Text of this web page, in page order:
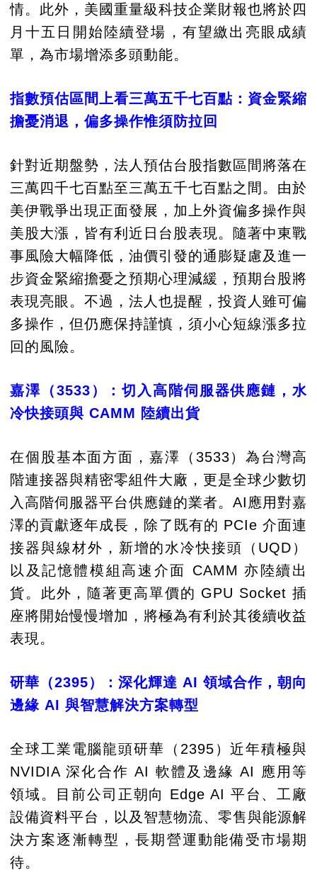
情。此外，美國重量級科技企業財報也將於四
月十五日開始陸續登場，有望繳出亮眼成績
單，為市場增添多頭動能。
指數預估區間上看三萬五千七百點：資金緊縮
擔憂消退，偏多操作惟須防拉回
針對近期盤勢，法人預估台股指數區間將落在
三萬四千七百點至三萬五千七百點之間。由於
美伊戰爭出現正面發展，加上外資偏多操作與
美股大漲，皆有利近日台股表現。隨著中東戰
事風險大幅降低，油價引發的通膨疑慮及進一
步資金緊縮擔憂之預期心理減緩，預期台股將
表現亮眼。不過，法人也提醒，投資人雖可偏
多操作，但仍應保持謹慎，須小心短線漲多拉
回的風險。
嘉澤（3533）：切入高階伺服器供應鏈，水
冷快接頭與 CAMM 陸續出貨
在個股基本面方面，嘉澤（3533）為台灣高
階連接器與精密零組件大廠，更是全球少數切
入高階伺服器平台供應鏈的業者。AI應用對嘉
澤的貢獻逐年成長，除了既有的 PCIe 介面連
接器與線材外，新增的水冷快接頭（UQD）
以及記憶體模組高速介面 CAMM 亦陸續出
貨。此外，隨著更高單價的 GPU Socket 插
座將開始慢慢增加，將極為有利於其後續收益
表現。
研華（2395）：深化輝達 AI 領域合作，朝向
邊緣 AI 與智慧解決方案轉型
全球工業電腦龍頭研華（2395）近年積極與
NVIDIA 深化合作 AI 軟體及邊緣 AI 應用等
領域。目前公司正朝向 Edge AI 平台、工廠
設備資料平台，以及智慧物流、零售與能源解
決方案逐漸轉型，長期營運動能備受市場期
待。